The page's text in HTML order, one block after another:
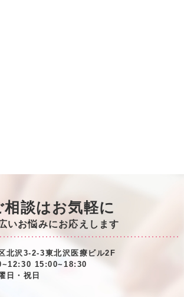
相談はお気軽に
いお悩みにお応えします
北沢3-2-3東北沢医療ビル2F
15:00~18:30
日・祝日